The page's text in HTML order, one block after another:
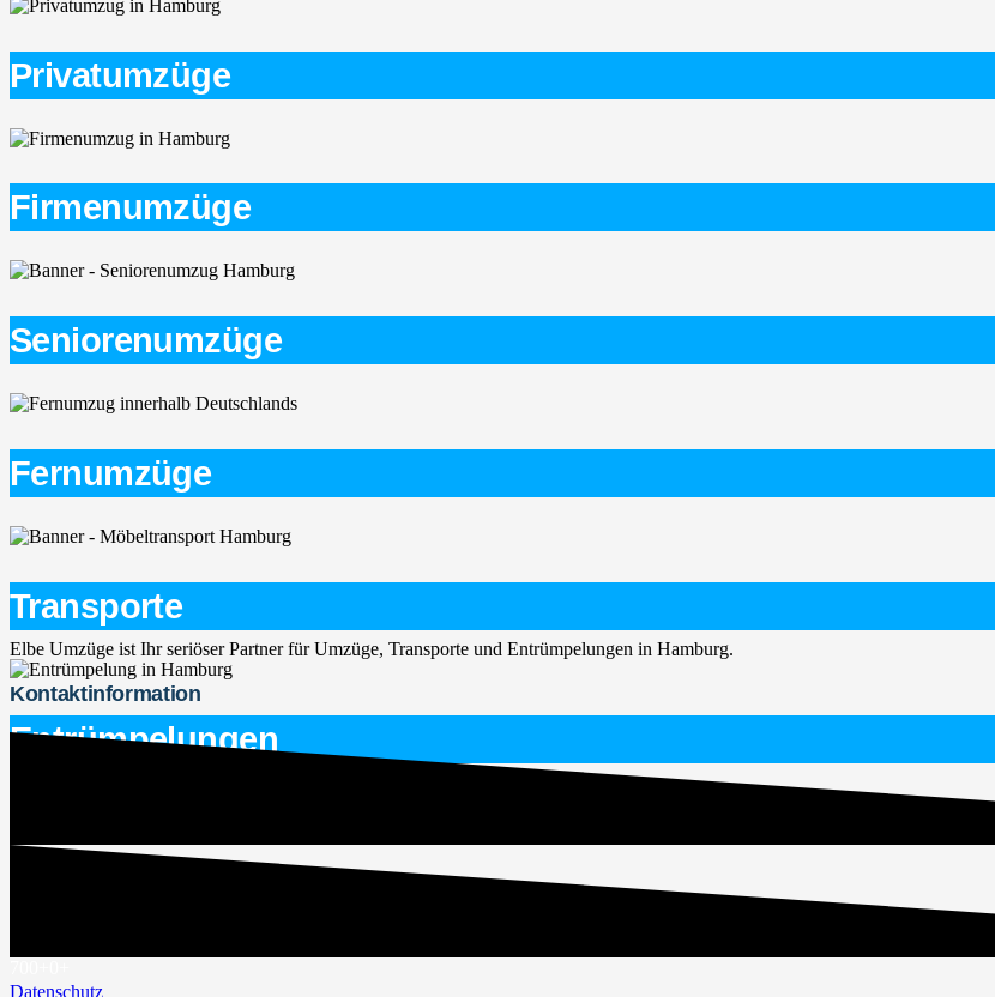
Privatumzüge
Firmenumzüge
Seniorenumzüge
Fernumzüge
Transporte
Entrümpelungen
Elbe Umzüge ist Ihr seriöser Partner für Umzüge, Transporte und Entrümpelungen in Hamburg.
Kontaktinformation
service@elbe-umzuege.de
Datenschutz